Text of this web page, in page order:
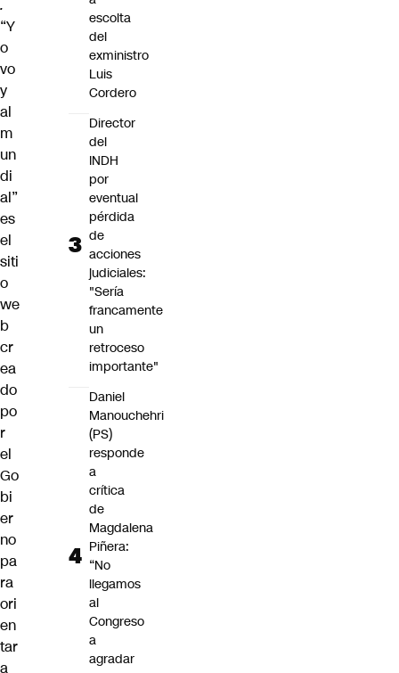
.
“Y
o
vo
y
al
m
un
di
al”
es
el
siti
o
we
b
cr
ea
do
po
r
el
Go
bi
er
no
pa
ra
ori
en
tar
a
escolta
del
exministro
Luis
Cordero
Director
del
INDH
por
eventual
pérdida
de
acciones
judiciales:
"Sería
francamente
un
retroceso
importante"
Daniel
Manouchehri
(PS)
responde
a
crítica
de
Magdalena
Piñera:
“No
llegamos
al
Congreso
a
agradar